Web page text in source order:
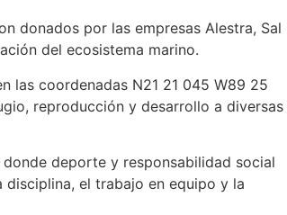
donados por las empresas Alestra, Sal
del ecosistema marino.
las coordenadas N21 21 045 W89 25
reproducción y desarrollo a diversas
deporte y responsabilidad social
disciplina, el trabajo en equipo y la